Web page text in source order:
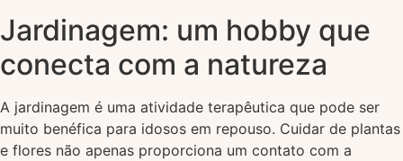
Jardinagem: um hobby que
conecta com a natureza
A jardinagem é uma atividade terapêutica que pode ser
muito benéfica para idosos em repouso. Cuidar de plantas
e flores não apenas proporciona um contato com a